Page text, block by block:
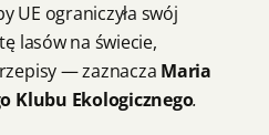
UE ograniczyła swój
lasów na świecie,
— zaznacza Maria
Klubu Ekologicznego.